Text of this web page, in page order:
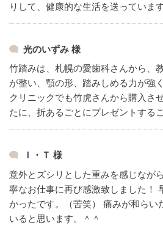
りして、健康的な生活を送っています
光のいずみ 様
竹踏みは、札幌の愛歯科さんから、
が整い、顎の形、踏みしめる力が強
クリニックでも竹虎さんから購入さ
たに、折あるごとにプレゼントする
Ｉ・Ｔ 様
意外とズシリとした重みを感じなが
寧なお仕事に再び感激致しました！
かったです。（苦笑）
痛みが和らい
いると思います。＾＾